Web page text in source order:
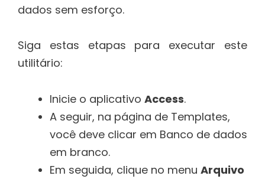
dados sem esforço.
Siga estas etapas para executar este
utilitário:
Inicie o aplicativo Access.
A seguir, na página de Templates,
você deve clicar em Banco de dados
em branco.
Em seguida, clique no menu Arquivo